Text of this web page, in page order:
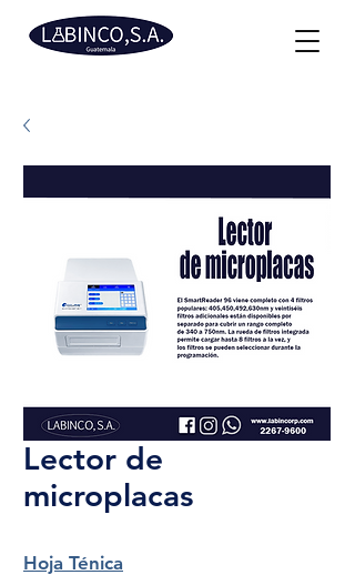
Lector de
microplacas
Hoja Ténica